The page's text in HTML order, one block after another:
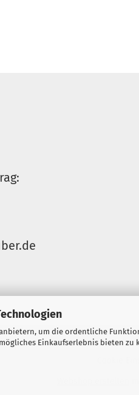
um die ordentliche
Einkaufserlebnis bieten
Versand- &